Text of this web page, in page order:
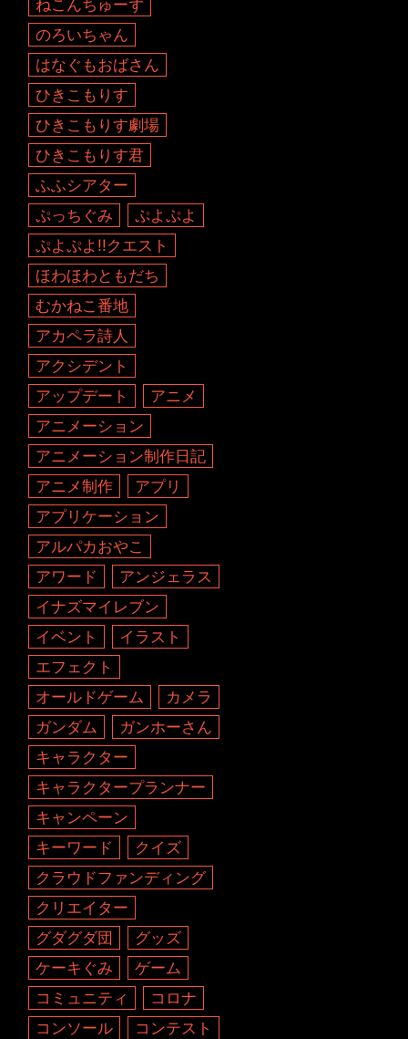
ねこんちゅーず
のろいちゃん
はなぐもおばさん
ひきこもりす
ひきこもりす劇場
ひきこもりす君
ふふシアター
ぷっちぐみ
ぷよぷよ
ぷよぷよ!!クエスト
ほわほわともだち
むかねこ番地
アカペラ詩人
アクシデント
アップデート
アニメ
アニメーション
アニメーション制作日記
アニメ制作
アプリ
アプリケーション
アルパカおやこ
アワード
アンジェラス
イナズマイレブン
イベント
イラスト
エフェクト
オールドゲーム
カメラ
ガンダム
ガンホーさん
キャラクター
キャラクタープランナー
キャンペーン
キーワード
クイズ
クラウドファンディング
クリエイター
グダグダ団
グッズ
ケーキぐみ
ゲーム
コミュニティ
コロナ
コンソール
コンテスト